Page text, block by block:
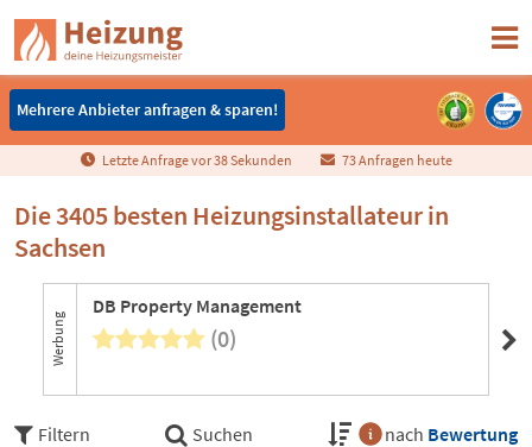
Mehrere Anbieter anfragen & sparen!
Mehrere Anbieter anfragen & sparen!
Letzte Anfrage vor38Sekunden 73 Anfragen heute
Die 3405 besten Heizungsinstallateur in
Sachsen
Werbung
DB Property Management
(0)
Filtern Suchen nach Bewertung